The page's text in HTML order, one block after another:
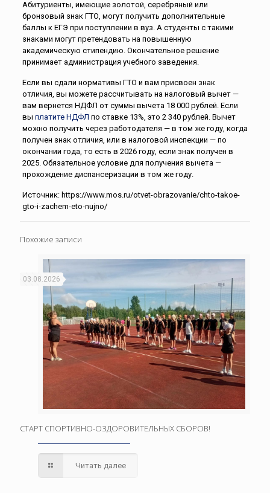
Абитуриенты, имеющие золотой, серебряный или
бронзовый знак ГТО, могут получить дополнительные
баллы к ЕГЭ при поступлении в вуз. А студенты с такими
знаками могут претендовать на повышенную
академическую стипендию. Окончательное решение
принимает администрация учебного заведения.
Если вы сдали нормативы ГТО и вам присвоен знак
отличия, вы можете рассчитывать на налоговый вычет —
вам вернется НДФЛ от суммы вычета 18 000 рублей. Если
вы платите НДФЛ по ставке 13%, это 2 340 рублей. Вычет
можно получить через работодателя — в том же году, когда
получен знак отличия, или в налоговой инспекции — по
окончании года, то есть в 2026 году, если знак получен в
2025. Обязательное условие для получения вычета —
прохождение диспансеризации в том же году.
Источник: https://www.mos.ru/otvet-obrazovanie/chto-takoe-
gto-i-zachem-eto-nujno/
Похожие записи
03.08.2026
СТАРТ СПОРТИВНО-ОЗДОРОВИТЕЛЬНЫХ СБОРОВ!
Читать далее